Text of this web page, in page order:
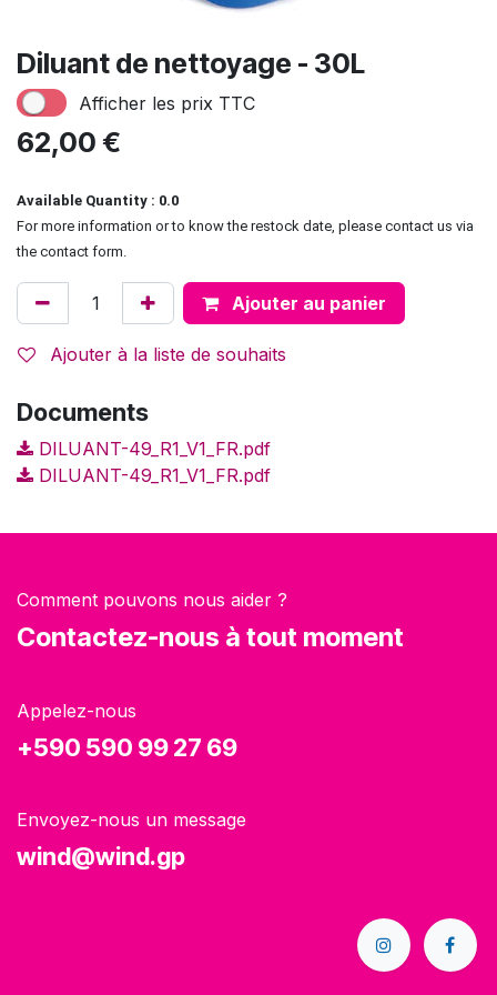
Diluant de nettoyage - 30L
Afficher les prix TTC
62,00 €
Available Quantity : 0.0
For more information or to know the restock date, please contact us via
the contact form.
Ajouter au panier
Ajouter à la liste de souhaits
Documents
DILUANT-49_R1_V1_FR.pdf
DILUANT-49_R1_V1_FR.pdf
Comment pouvons nous aider ?
Contactez-nous à tout moment
Appelez-nous
+590 590 99 27 69
Envoyez-nous un message
wind@wind.gp